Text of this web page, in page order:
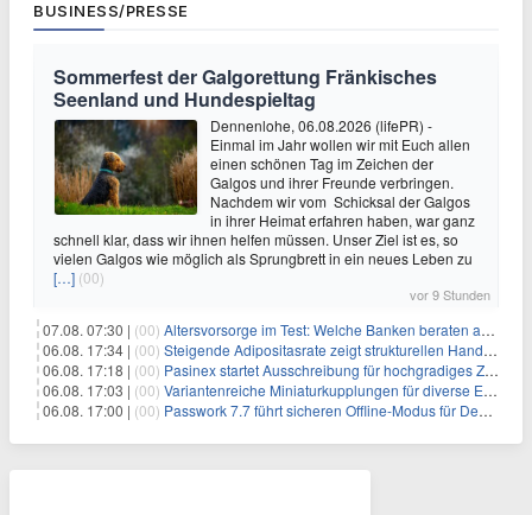
BUSINESS/PRESSE
Sommerfest der Galgorettung Fränkisches
Seenland und Hundespieltag
Dennenlohe, 06.08.2026 (lifePR) -
Einmal im Jahr wollen wir mit Euch allen
einen schönen Tag im Zeichen der
Galgos und ihrer Freunde verbringen.
Nachdem wir vom Schicksal der Galgos
in ihrer Heimat erfahren haben, war ganz
schnell klar, dass wir ihnen helfen müssen. Unser Ziel ist es, so
vielen Galgos wie möglich als Sprungbrett in ein neues Leben zu
[…] (00)
vor 9 Stunden
07.08. 07:30 | (00) Altersvorsorge im Test: Welche Banken beraten am besten?
06.08. 17:34 | (00) Steigende Adipositasrate zeigt strukturellen Handlungsbedarf bei der Ernährung schulpflichtiger Kinder
06.08. 17:18 | (00) Pasinex startet Ausschreibung für hochgradiges Zinksulfidkonzentrat mit Germanium- und Silbergehalten und stellt ein Betriebsupdate bereit
06.08. 17:03 | (00) Variantenreiche Miniaturkupplungen für diverse Einsatzbereiche
06.08. 17:00 | (00) Passwork 7.7 führt sicheren Offline-Modus für Desktop- und Mobile-Apps ein